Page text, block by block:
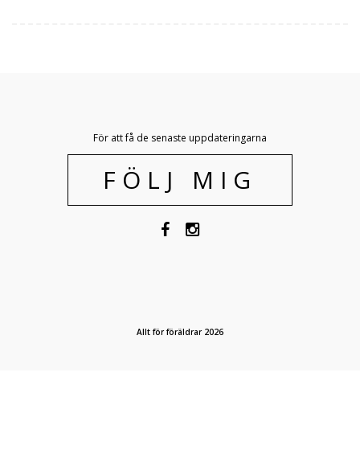
För att få de senaste uppdateringarna
FÖLJ MIG
Allt för föräldrar 2026